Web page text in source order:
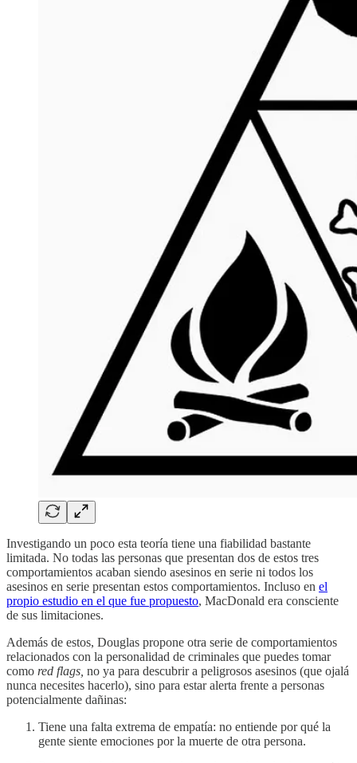
Investigando un poco esta teoría tiene una fiabilidad bastante
limitada. No todas las personas que presentan dos de estos tres
comportamientos acaban siendo asesinos en serie ni todos los
asesinos en serie presentan estos comportamientos. Incluso en el
propio estudio en el que fue propuesto, MacDonald era consciente
de sus limitaciones.
Además de estos, Douglas propone otra serie de comportamientos
relacionados con la personalidad de criminales que puedes tomar
como red flags, no ya para descubrir a peligrosos asesinos (que ojalá
nunca necesites hacerlo), sino para estar alerta frente a personas
potencialmente dañinas:
Tiene una falta extrema de empatía: no entiende por qué la
gente siente emociones por la muerte de otra persona.